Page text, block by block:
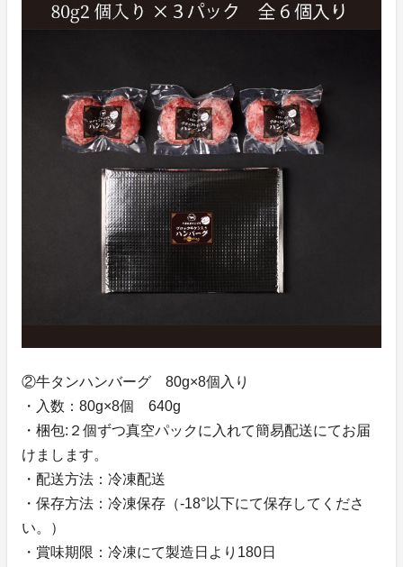
②牛タンハンバーグ 80g×8個入り
・入数：80g×8個 640g
・梱包:２個ずつ真空パックに入れて簡易配送にてお届
けまします。
・配送方法：冷凍配送
・保存方法：冷凍保存（-18°以下にて保存してくださ
い。）
・賞味期限：冷凍にて製造日より180日